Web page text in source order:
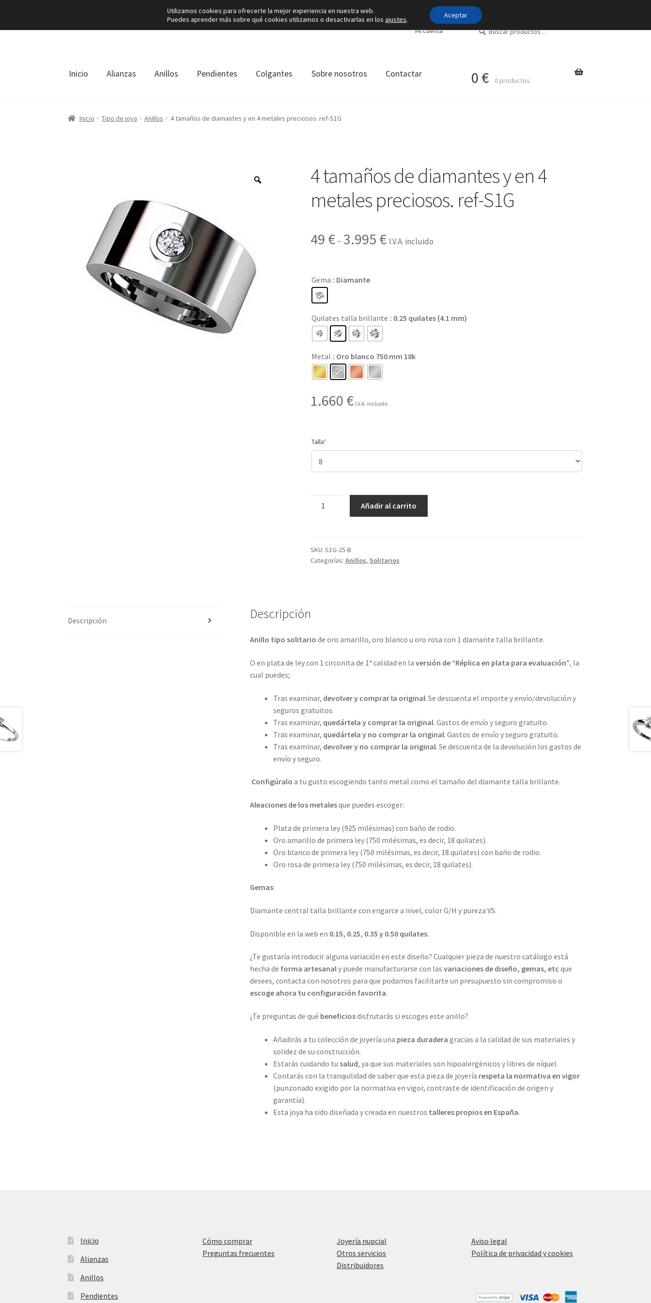
Mi cuenta
Buscar
por:
Buscar
Inicio Alianzas Anillos Pendientes Colgantes Sobre nosotros Contactar 0 € 0 productos
Inicio Tipo de joya Anillos 4 tamaños de diamantes y en 4 metales preciosos. ref-S1G
4 tamaños de diamantes y en 4
metales preciosos. ref-S1G
49 € - 3.995 €Rango
hasta
I.V.A. incluido
Gema : Diamante
Quilates talla brillante : 0.25 quilates (4.1 mm)
Metal : Oro blanco 750 mm 18k
1.660 € I.V.A. incluido
Talla*(required)
y
en
Añadir al carrito
SKU: S1G-25-B
Categorías: Anillos, Solitarios
Descripción Descripción
Anillo tipo solitario de oro amarillo, oro blanco u oro rosa con 1 diamante talla brillante.
O en plata de ley con 1 circonita de 1º calidad en la versión de “Réplica en plata para evaluación”, la
cual puedes;
Tras examinar, devolver y comprar la original. Se descuenta el importe y envío/devolución y
seguros gratuitos.
Tras examinar, quedártela y comprar la original. Gastos de envío y seguro gratuito.
Tras examinar, quedártela y no comprar la original. Gastos de envío y seguro gratuito.
Tras examinar, devolver y no comprar la original. Se descuenta de la devolución los gastos de
envío y seguro.
Configúralo a tu gusto escogiendo tanto metal como el tamaño del diamante talla brillante.
Aleaciones de los metalesque puedes escoger:
Plata de primera ley (925 milésimas) con baño de rodio.
Oro amarillo de primera ley (750 milésimas, es decir, 18 quilates).
Oro blanco de primera ley (750 milésimas, es decir, 18 quilates) con baño de rodio.
Oro rosa de primera ley (750 milésimas, es decir, 18 quilates).
Gemas:
Diamante central talla brillante con engarce a nivel, color G/H y pureza VS.
Disponible en la web en 0.15, 0.25, 0.35 y 0.50 quilates.
¿Te gustaría introducir alguna variación en este diseño? Cualquier pieza de nuestro catálogo está
hecha de forma artesanaly puede manufacturarse con las variaciones de diseño, gemas, etc que
desees, contacta con nosotros para que podamos facilitarte un presupuesto sin compromiso o
escoge ahora tu configuración favorita.
¿Te preguntas de qué beneficiosdisfrutarás si escoges este anillo?
Añadirás a tu colección de joyería una pieza duradera gracias a la calidad de sus materiales y
solidez de su construcción.
Estarás cuidando tu salud, ya que sus materiales son hipoalergénicos y libres de níquel.
Contarás con la tranquilidad de saber que esta pieza de joyería respeta la normativa en vigor
(punzonado exigido por la normativa en vigor, contraste de identificación de origen y
garantía).
Esta joya ha sido diseñada y creada en nuestros talleres propios en España.
Inicio
Alianzas
Anillos
Pendientes
Cómo comprar
Preguntas frecuentes
Joyería nupcial
Otros servicios
Distribuidores
Aviso legal
Política de privacidad y cookies
Utilizamos cookies para ofrecerte la mejor experiencia en nuestra web.
Puedes aprender más sobre qué cookies utilizamos o desactivarlas en losajustes. Aceptar